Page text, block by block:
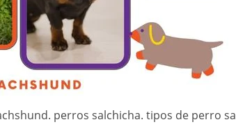
perros salchicha. tipos de perro